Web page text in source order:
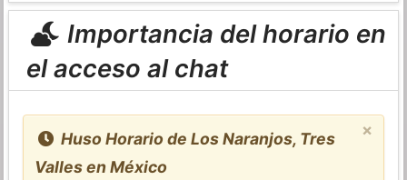
Importancia del horario en
el acceso al chat
×
Huso Horario de Los Naranjos, Tres
Valles en México